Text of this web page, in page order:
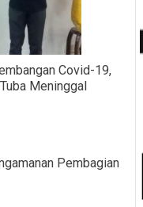
Covid-19,
Meninggal
Pembagian